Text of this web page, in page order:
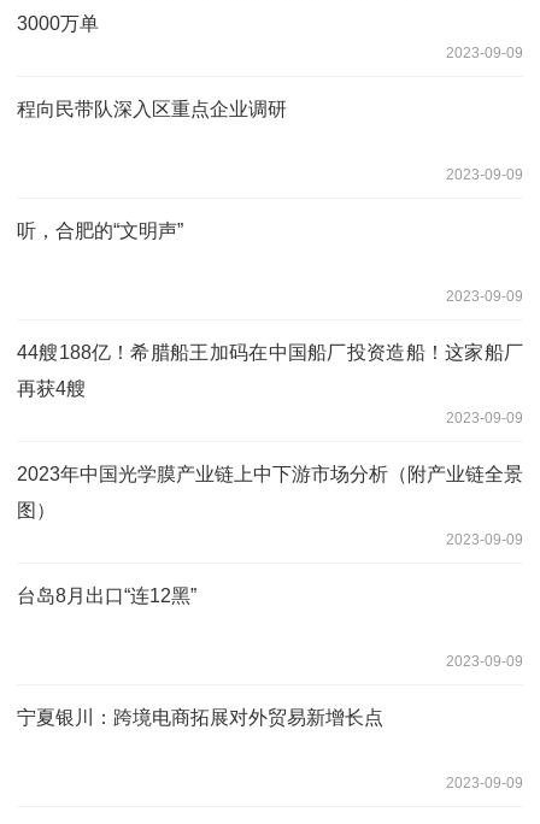
3000万单
2023-09-09
程向民带队深入区重点企业调研
2023-09-09
听，合肥的“文明声”
2023-09-09
44艘188亿！希腊船王加码在中国船厂投资造船！这家船厂
再获4艘
2023-09-09
2023年中国光学膜产业链上中下游市场分析（附产业链全景
图）
2023-09-09
台岛8月出口“连12黑”
2023-09-09
宁夏银川：跨境电商拓展对外贸易新增长点
2023-09-09